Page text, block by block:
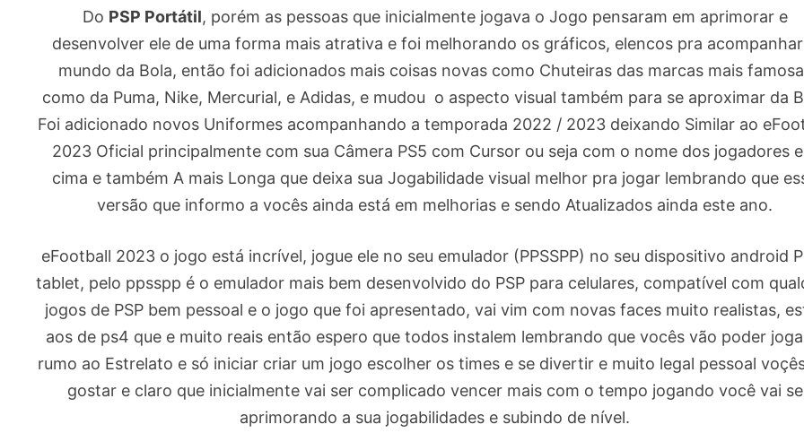
Do PSP Portátil, porém as pessoas que inicialmente jogava o Jogo pensaram em aprimorar e
desenvolver ele de uma forma mais atrativa e foi melhorando os gráficos, elencos pra
mundo da Bola, então foi adicionados mais coisas novas como Chuteiras das marcas mais
como da Puma, Nike, Mercurial, e Adidas, e mudou o aspecto visual também para se aproximar da
Foi adicionado novos Uniformes acompanhando a temporada 2022 / 2023 deixando Similar ao
2023 Oficial principalmente com sua Câmera PS5 com Cursor ou seja com o nome dos jogadores
cima e também A mais Longa que deixa sua Jogabilidade visual melhor pra jogar lembrando que
versão que informo a vocês ainda está em melhorias e sendo Atualizados ainda este ano.
eFootball 2023 o jogo está incrível, jogue ele no seu emulador (PPSSPP) no seu dispositivo android
tablet, pelo ppsspp é o emulador mais bem desenvolvido do PSP para celulares, compatível com
jogos de PSP bem pessoal e o jogo que foi apresentado, vai vim com novas faces muito realistas,
aos de ps4 que e muito reais então espero que todos instalem lembrando que vocês vão poder
rumo ao Estrelato e só iniciar criar um jogo escolher os times e se divertir e muito legal pessoal
gostar e claro que inicialmente vai ser complicado vencer mais com o tempo jogando você vai se
aprimorando a sua jogabilidades e subindo de nível.